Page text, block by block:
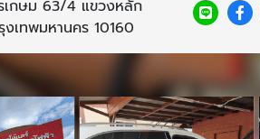
เกษม 63/4 แขวงหลัก
เทพมหานคร 10160